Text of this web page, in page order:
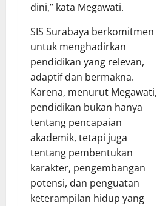
dini,” kata Megawati.
SIS Surabaya berkomitmen
untuk menghadirkan
pendidikan yang relevan,
adaptif dan bermakna.
Karena, menurut Megawati,
pendidikan bukan hanya
tentang pencapaian
akademik, tetapi juga
tentang pembentukan
karakter, pengembangan
potensi, dan penguatan
keterampilan hidup yang